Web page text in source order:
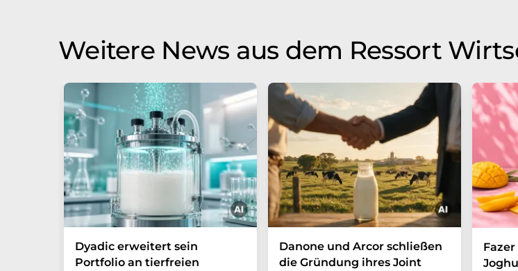
Weitere News aus dem Ressort
Dyadic erweitert sein
Portfolio an tierfreien
Danone und Arcor schließen
die Gründung ihres Joint